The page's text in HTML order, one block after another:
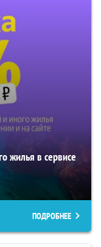
жилья в сервисе
ПОДРОБНЕЕ